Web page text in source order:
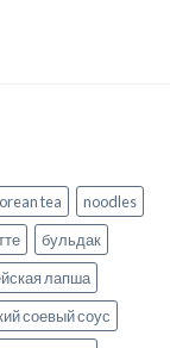
tea
noodles
бульдак
лапша
соевый соус